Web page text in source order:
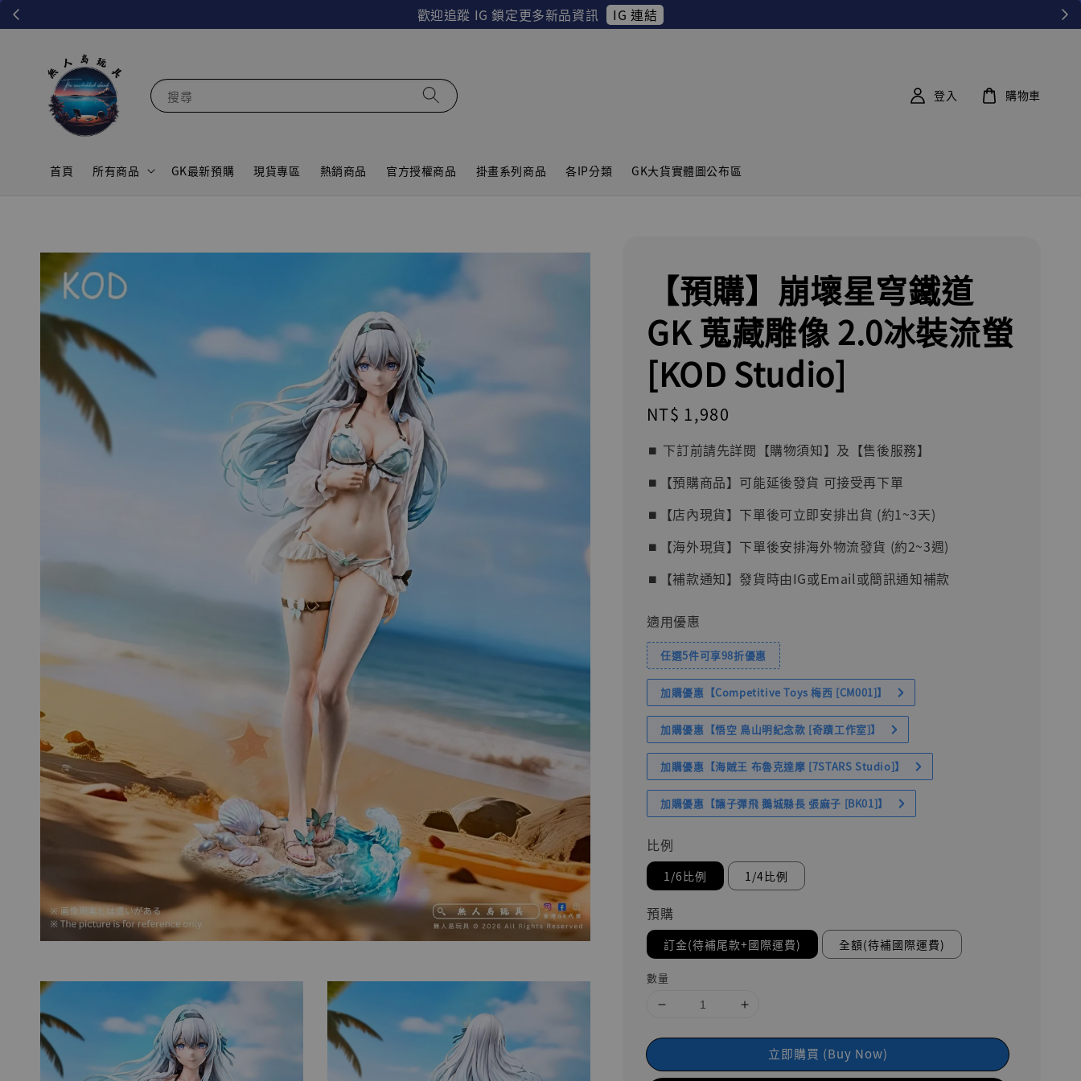
歡迎追蹤 IG 鎖定更多新品資訊 IG 連結
搜尋
首頁 所有商品 GK最新預購 現貨專區 熱銷商品 官方授權商品 掛畫系列商品 各IP分類 GK大貨實體圖公布區
登入 購物車
【預購】崩壞星穹鐵道
GK 蒐藏雕像 2.0冰裝流螢
[KOD Studio]
Regular
price
NT$ 1,980
⏹︎ 下訂前請先詳閱【購物須知】及【售後服務】
⏹︎【預購商品】可能延後發貨 可接受再下單
⏹︎【店內現貨】下單後可立即安排出貨 (約1~3天)
⏹︎【海外現貨】下單後安排海外物流發貨 (約2~3週)
⏹︎【補款通知】發貨時由IG或Email或簡訊通知補款
適用優惠
任選5件可享98折優惠
加購優惠【Competitive Toys 梅西 [CM001]】
加購優惠【悟空 鳥山明紀念款 [奇蹟工作室]】
加購優惠【海賊王 布魯克達摩 [7STARS Studio]】
加購優惠【讓子彈飛 鵝城縣長 張麻子 [BK01]】
比例
1/6比例 1/4比例
預購
訂金(待補尾款+國際運費) 全額(待補國際運費)
數量
立即購買 (Buy Now)